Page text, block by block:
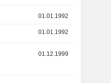
01.01.1992
01.01.1992
01.12.1999